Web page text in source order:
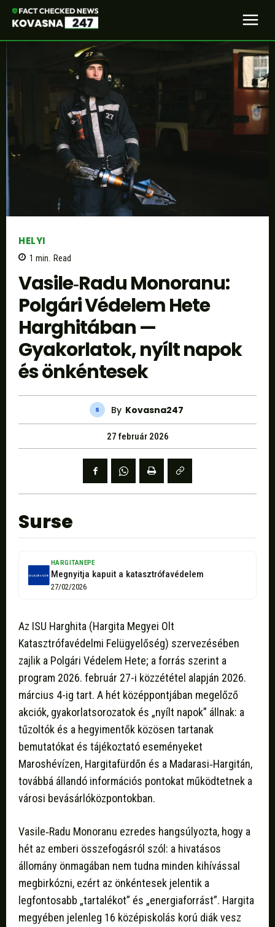
HELYI
1 min. Read
Vasile‑Radu Monoranu:
Polgári Védelem Hete
Harghitában —
Gyakorlatok, nyílt napok
és önkéntesek
By Kovasna247
27 február 2026
Surse
HARGITANEPE
Megnyitja kapuit a katasztrófavédelem
27/02/2026
Az ISU Harghita (Hargita Megyei Olt
Katasztrófavédelmi Felügyelőség) szervezésében
zajlik a Polgári Védelem Hete; a forrás szerint a
program 2026. február 27-i közzététel alapján 2026.
március 4-ig tart. A hét középpontjában megelőző
akciók, gyakorlatsorozatok és „nyílt napok” állnak: a
tűzoltók és a hegyimentők közösen tartanak
bemutatókat és tájékoztató eseményeket
Maroshévízen, Hargitafürdőn és a Madarasi‑Hargitán,
továbbá állandó információs pontokat működtetnek a
városi bevásárlóközpontokban.
Vasile‑Radu Monoranu ezredes hangsúlyozta, hogy a
hét az emberi összefogásról szól: a hivatásos
állomány önmagában nem tudna minden kihívással
megbirkózni, ezért az önkéntesek jelentik a
legfontosabb „tartalékot” és „energiaforrást”. Hargita
megyében jelenleg 16 középiskolás korú diák vesz